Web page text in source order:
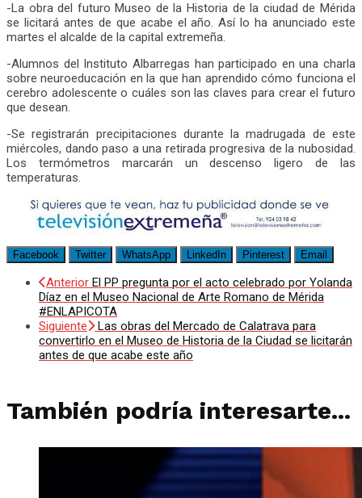
-La obra del futuro Museo de la Historia de la ciudad de Mérida
se licitará antes de que acabe el año. Así lo ha anunciado este
martes el alcalde de la capital extremeña.
-Alumnos del Instituto Albarregas han participado en una charla
sobre neuroeducación en la que han aprendido cómo funciona el
cerebro adolescente o cuáles son las claves para crear el futuro
que desean.
-Se registrarán precipitaciones durante la madrugada de este
miércoles, dando paso a una retirada progresiva de la nubosidad.
Los termómetros marcarán un descenso ligero de las
temperaturas.
Facebook Twitter WhatsApp LinkedIn Pinterest Email
Anterior El PP pregunta por el acto celebrado por Yolanda
Díaz en el Museo Nacional de Arte Romano de Mérida
#ENLAPICOTA
Siguiente
Las obras del Mercado de Calatrava para
convertirlo en el Museo de Historia de la Ciudad se licitarán
antes de que acabe este año
También podría interesarte...